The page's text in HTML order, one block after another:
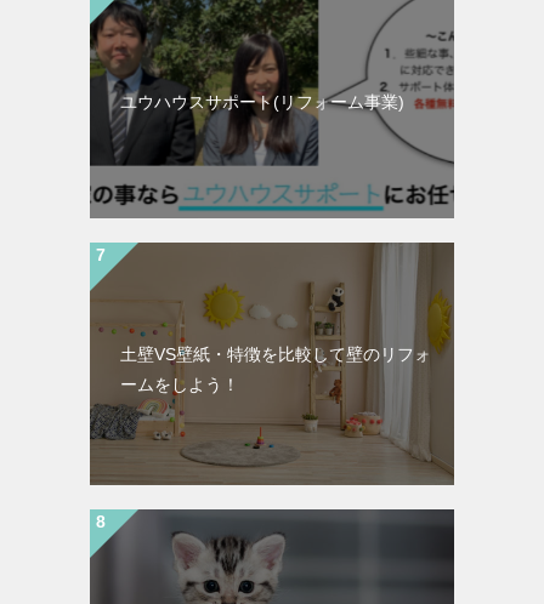
ユウハウスサポート(リフォーム事業)
土壁VS壁紙・特徴を比較して壁のリフォ
ームをしよう！